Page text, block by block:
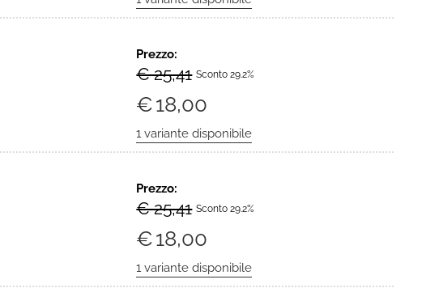
Prezzo:
€ 25,41 Sconto 29.2%
€18,00
Prezzo:
€ 25,41 Sconto 29.2%
€18,00